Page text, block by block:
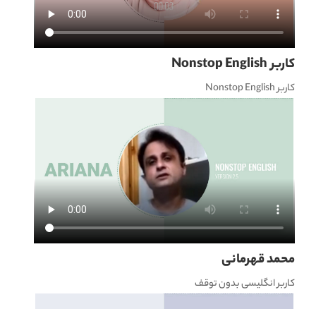
کاربر Nonstop English
کاربر Nonstop English
محمد قهرمانی
کاربر انگلیسی بدون توقف